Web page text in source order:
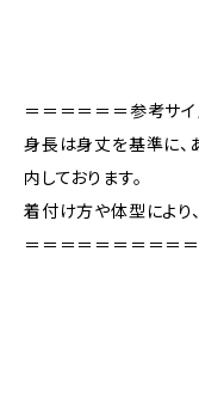
＝＝＝＝＝＝参考サ
身長は身丈を基準に、
内しております。
着付け方や体型により
＝＝＝＝＝＝＝＝＝